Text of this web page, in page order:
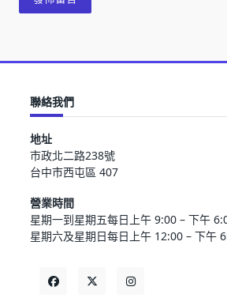
聯絡我們
地址
市政北二路238號
台中市西屯區 407
營業時間
星期一到星期五每日上午 9:00 – 下午
星期六及星期日每日上午 12:00 – 下午